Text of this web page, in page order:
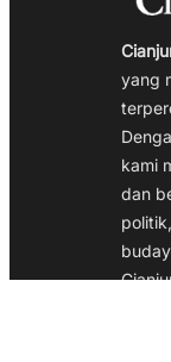
yang
kami
dan